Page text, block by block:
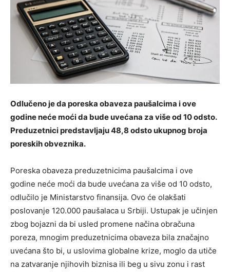
Odlučeno je da poreska obaveza paušalcima i ove
godine neće moći da bude uvećana za više od 10 odsto.
Preduzetnici predstavljaju 48,8 odsto ukupnog broja
poreskih obveznika.
Poreska obaveza preduzetnicima paušalcima i ove
godine neće moći da bude uvećana za više od 10 odsto,
odlučilo je Ministarstvo finansija. Ovo će olakšati
poslovanje 120.000 paušalaca u Srbiji. Ustupak je učinjen
zbog bojazni da bi usled promene načina obračuna
poreza, mnogim preduzetnicima obaveza bila značajno
uvećana što bi, u uslovima globalne krize, moglo da utiče
na zatvaranje njihovih biznisa ili beg u sivu zonu i rast